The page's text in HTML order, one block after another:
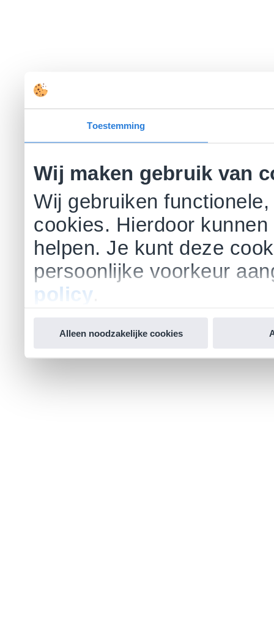
Toestemming
Wij maken gebruik van
Wij gebruiken
cookies. Hierdoor
helpen. Je kunt deze
persoonlijke voorkeur
policy
Alleen noodzakelijke cookies